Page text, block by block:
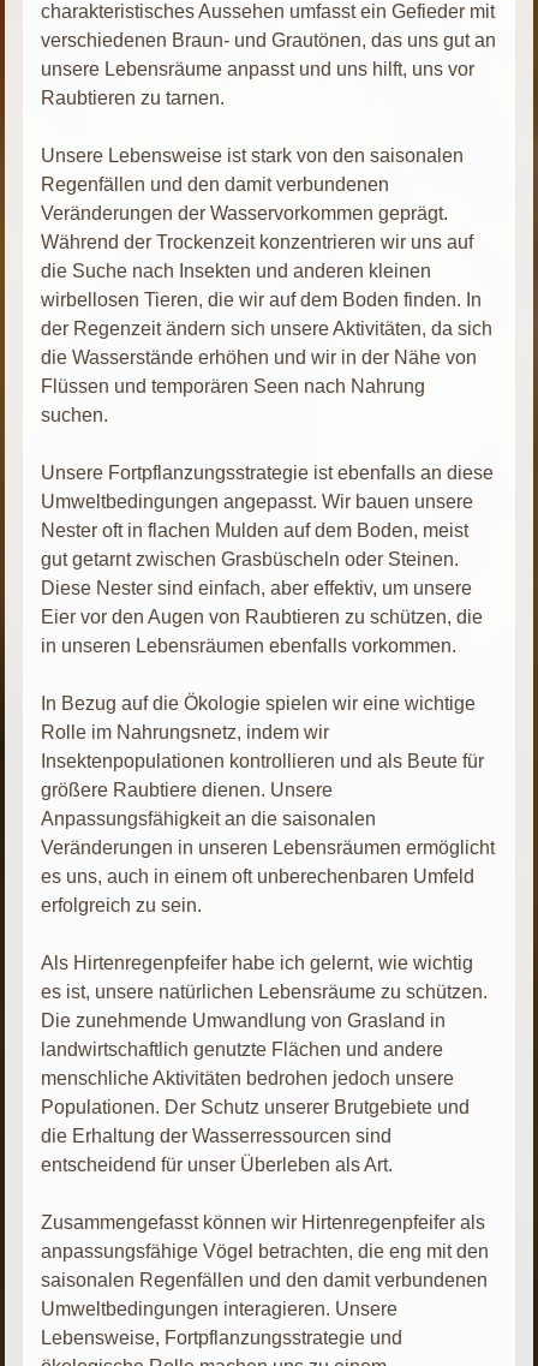
charakteristisches Aussehen umfasst ein Gefieder mit
verschiedenen Braun- und Grautönen, das uns gut an
unsere Lebensräume anpasst und uns hilft, uns vor
Raubtieren zu tarnen.
Unsere Lebensweise ist stark von den saisonalen
Regenfällen und den damit verbundenen
Veränderungen der Wasservorkommen geprägt.
Während der Trockenzeit konzentrieren wir uns auf
die Suche nach Insekten und anderen kleinen
wirbellosen Tieren, die wir auf dem Boden finden. In
der Regenzeit ändern sich unsere Aktivitäten, da sich
die Wasserstände erhöhen und wir in der Nähe von
Flüssen und temporären Seen nach Nahrung
suchen.
Unsere Fortpflanzungsstrategie ist ebenfalls an diese
Umweltbedingungen angepasst. Wir bauen unsere
Nester oft in flachen Mulden auf dem Boden, meist
gut getarnt zwischen Grasbüscheln oder Steinen.
Diese Nester sind einfach, aber effektiv, um unsere
Eier vor den Augen von Raubtieren zu schützen, die
in unseren Lebensräumen ebenfalls vorkommen.
In Bezug auf die Ökologie spielen wir eine wichtige
Rolle im Nahrungsnetz, indem wir
Insektenpopulationen kontrollieren und als Beute für
größere Raubtiere dienen. Unsere
Anpassungsfähigkeit an die saisonalen
Veränderungen in unseren Lebensräumen ermöglicht
es uns, auch in einem oft unberechenbaren Umfeld
erfolgreich zu sein.
Als Hirtenregenpfeifer habe ich gelernt, wie wichtig
es ist, unsere natürlichen Lebensräume zu schützen.
Die zunehmende Umwandlung von Grasland in
landwirtschaftlich genutzte Flächen und andere
menschliche Aktivitäten bedrohen jedoch unsere
Populationen. Der Schutz unserer Brutgebiete und
die Erhaltung der Wasserressourcen sind
entscheidend für unser Überleben als Art.
Zusammengefasst können wir Hirtenregenpfeifer als
anpassungsfähige Vögel betrachten, die eng mit den
saisonalen Regenfällen und den damit verbundenen
Umweltbedingungen interagieren. Unsere
Lebensweise, Fortpflanzungsstrategie und